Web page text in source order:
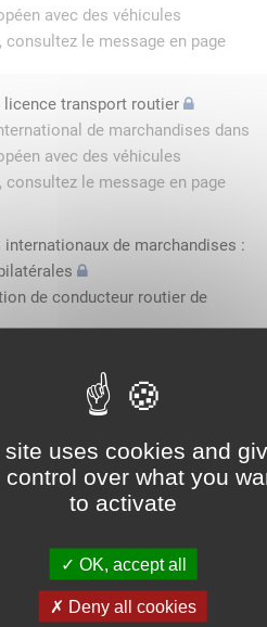
site uses cookies and
control over what you
to activate
OK, accept all
Deny all cookies
avec des véhicules
consultez le message en page
licence transport routier
de marchandises dans
avec des véhicules
consultez le message en page
de marchandises :
de conducteur routier de
de capacité professionnelle
attestant l'obtention du
financier
traitance
annuels